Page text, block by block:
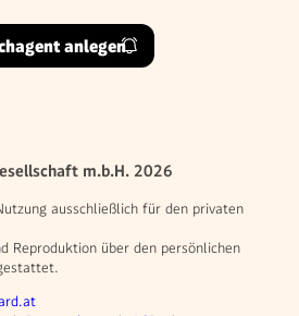
anlegen
m.b.H. 2026
ausschließlich für den privaten
Reproduktion über den persönlichen